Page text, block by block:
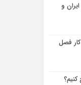
و
کار فصل